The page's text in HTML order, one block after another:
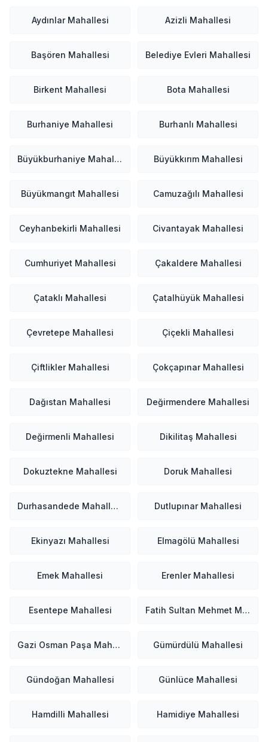
Aydınlar Mahallesi Azizli Mahallesi
Başören Mahallesi Belediye Evleri Mahallesi
Birkent Mahallesi Bota Mahallesi
Burhaniye Mahallesi Burhanlı Mahallesi
Büyükburhaniye Mahallesi Büyükkırım Mahallesi
Büyükmangıt Mahallesi Camuzağılı Mahallesi
Ceyhanbekirli Mahallesi Civantayak Mahallesi
Cumhuriyet Mahallesi Çakaldere Mahallesi
Çataklı Mahallesi Çatalhüyük Mahallesi
Çevretepe Mahallesi Çiçekli Mahallesi
Çiftlikler Mahallesi Çokçapınar Mahallesi
Dağıstan Mahallesi Değirmendere Mahallesi
Değirmenli Mahallesi Dikilitaş Mahallesi
Dokuztekne Mahallesi Doruk Mahallesi
Durhasandede Mahallesi Dutlupınar Mahallesi
Ekinyazı Mahallesi Elmagölü Mahallesi
Emek Mahallesi Erenler Mahallesi
Esentepe Mahallesi Fatih Sultan Mehmet Mahallesi
Gazi Osman Paşa Mahallesi Gümürdülü Mahallesi
Gündoğan Mahallesi Günlüce Mahallesi
Hamdilli Mahallesi Hamidiye Mahallesi